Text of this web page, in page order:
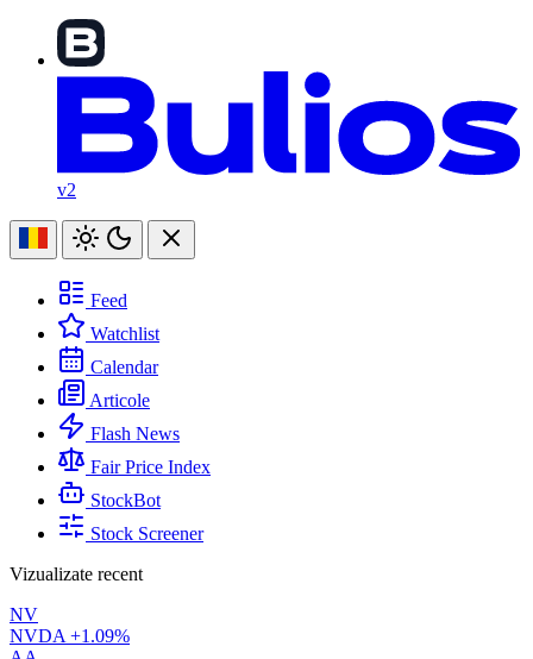
v2
Feed
Watchlist
Calendar
Articole
Flash News
Fair Price Index
StockBot
Stock Screener
Vizualizate recent
NV
NVDA +1.09%